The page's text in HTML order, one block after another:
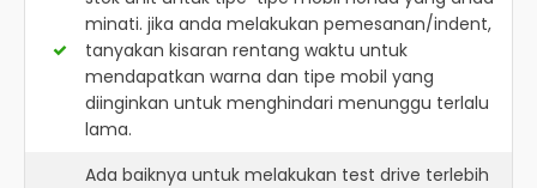
minati. jika anda melakukan pemesanan/indent,
tanyakan kisaran rentang waktu untuk
mendapatkan warna dan tipe mobil yang
diinginkan untuk menghindari menunggu terlalu
lama.
Ada baiknya untuk melakukan test drive terlebih